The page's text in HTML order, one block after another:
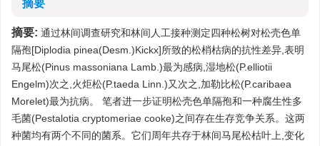
摘要
摘要: 通过林间调查研究和林间人工接种测定四种松树对松壳色单
隔孢[Diplodia pinea(Desm.)Kickx]所致的松梢枯病的抗性差异,表明
马尾松(Pinus massoniana Lamb.)最为感病,湿地松(P.elliotii
Engelm)次之,火炬松(P.taeda Linn.)又次之,加勒比松(P.caribaea
Morelet)最为抗病。 笔者进一步证明松壳色单隔孢和一种腐生性多
毛菌(Pestalotia cryptomeriae cooke)之间存在生存竞争关系。这两
种菌均有两个不同的菌系。它们周年共存于林间马尾松枯叶上,变化